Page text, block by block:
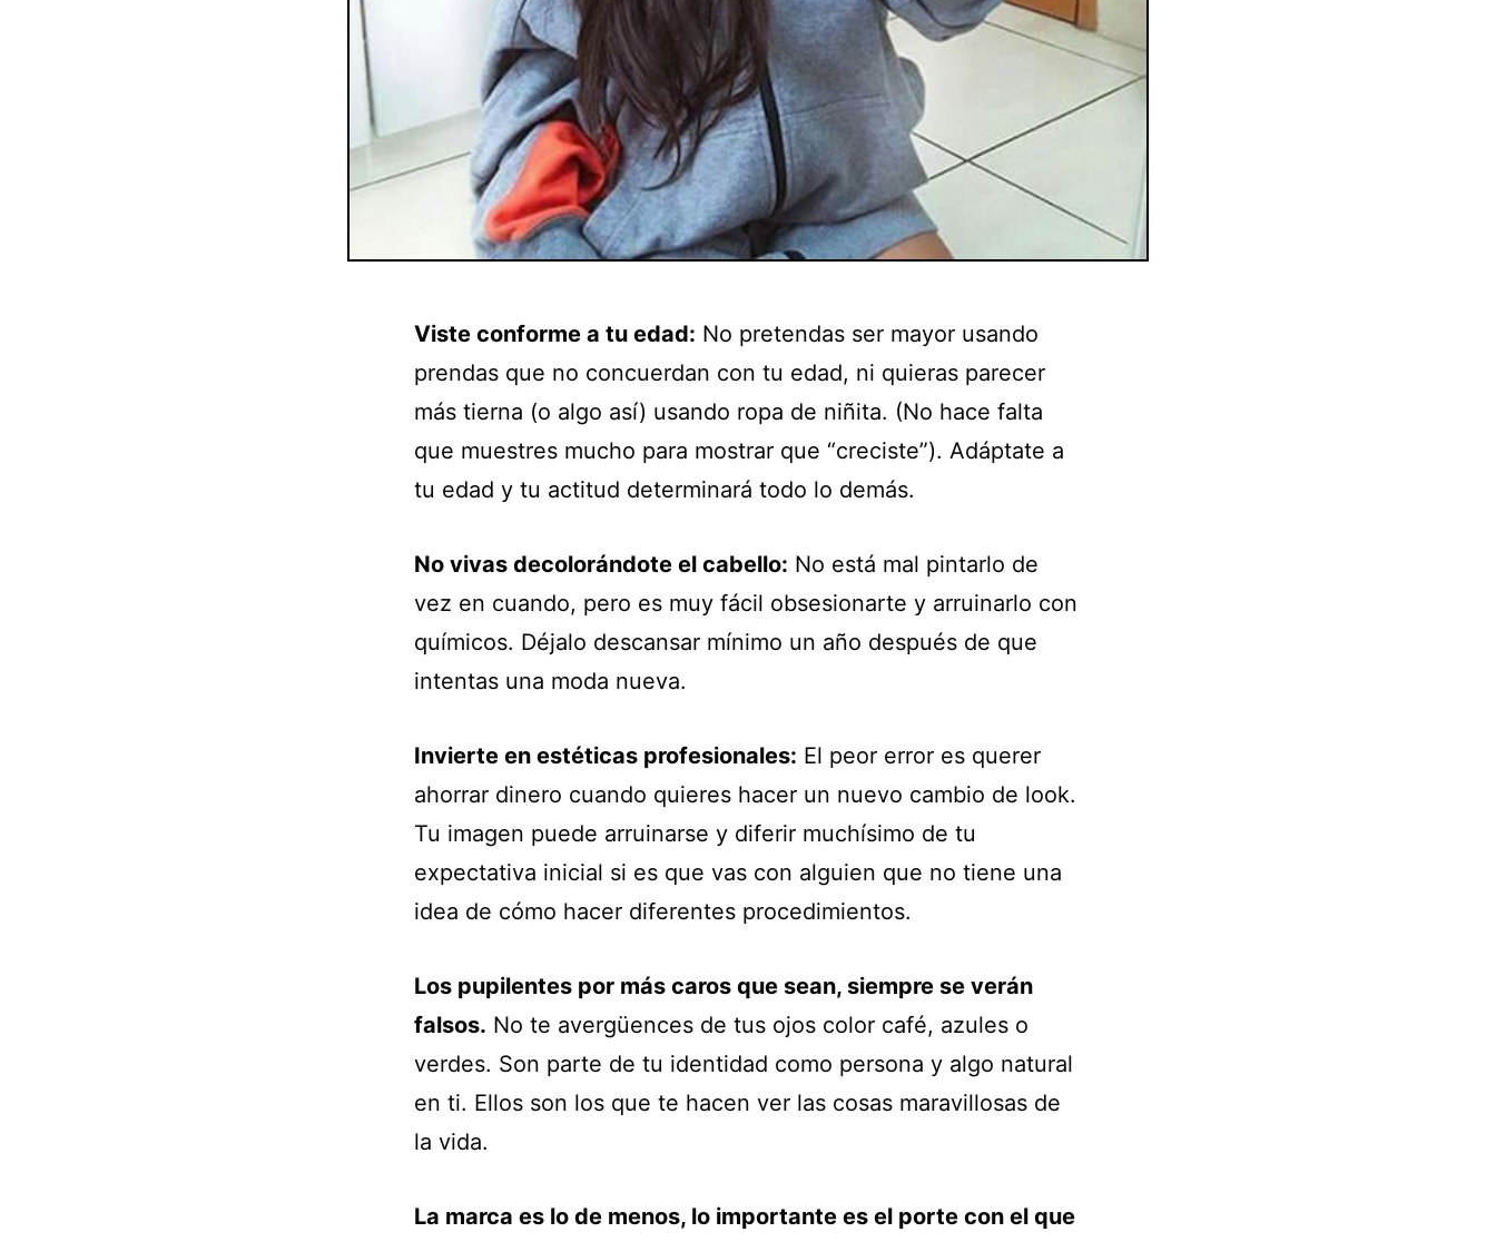
Viste conforme a tu edad: No pretendas ser mayor usando
prendas que no concuerdan con tu edad, ni quieras parecer
más tierna (o algo así) usando ropa de niñita. (No hace falta
que muestres mucho para mostrar que “creciste”). Adáptate a
tu edad y tu actitud determinará todo lo demás.
No vivas decolorándote el cabello: No está mal pintarlo de
vez en cuando, pero es muy fácil obsesionarte y arruinarlo con
químicos. Déjalo descansar mínimo un año después de que
intentas una moda nueva.
Invierte en estéticas profesionales: El peor error es querer
ahorrar dinero cuando quieres hacer un nuevo cambio de look.
Tu imagen puede arruinarse y diferir muchísimo de tu
expectativa inicial si es que vas con alguien que no tiene una
idea de cómo hacer diferentes procedimientos.
Los pupilentes por más caros que sean, siempre se verán
falsos. No te avergüences de tus ojos color café, azules o
verdes. Son parte de tu identidad como persona y algo natural
en ti. Ellos son los que te hacen ver las cosas maravillosas de
la vida.
La marca es lo de menos, lo importante es el porte con el que